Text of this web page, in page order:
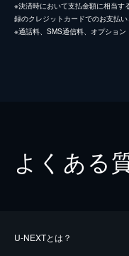
※決済時において支払金額に相当す
録のクレジットカードでのお支払い
※通話料、SMS通信料、オプション
よくある
U-NEXTとは？